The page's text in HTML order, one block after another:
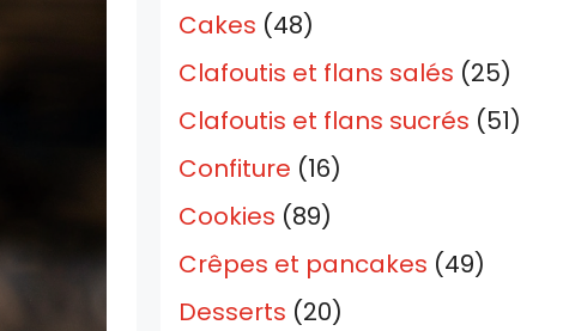
Cakes (48)
Clafoutis et flans salés (25)
Clafoutis et flans sucrés (51)
Confiture (16)
Cookies (89)
Crêpes et pancakes (49)
Desserts (20)